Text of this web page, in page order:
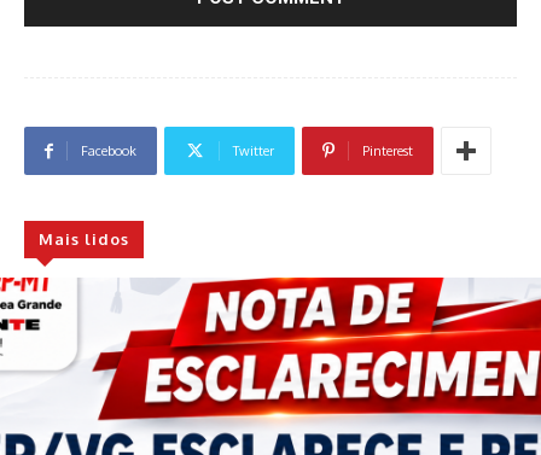
Facebook Twitter Pinterest
Mais lidos